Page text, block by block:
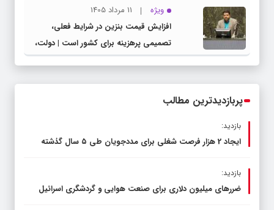
ویژه
11 مرداد 1405
افزایش قیمت بنزین در شرایط فعلی،
تصمیمی پرهزینه برای کشور است | دولت،
قاچاق سوخت و عوامل اصلی ناترازی را
پربازدیدترین مطالب
بازدید:
ایجاد 2 هزار فرصت شغلی برای مددجویان طی ۵ سال گذشته
بازدید:
ضررهای میلیون دلاری برای صنعت هوایی و گردشگری اسرائیل